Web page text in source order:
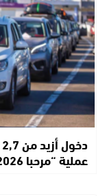
عملية “مرحبا 2026”